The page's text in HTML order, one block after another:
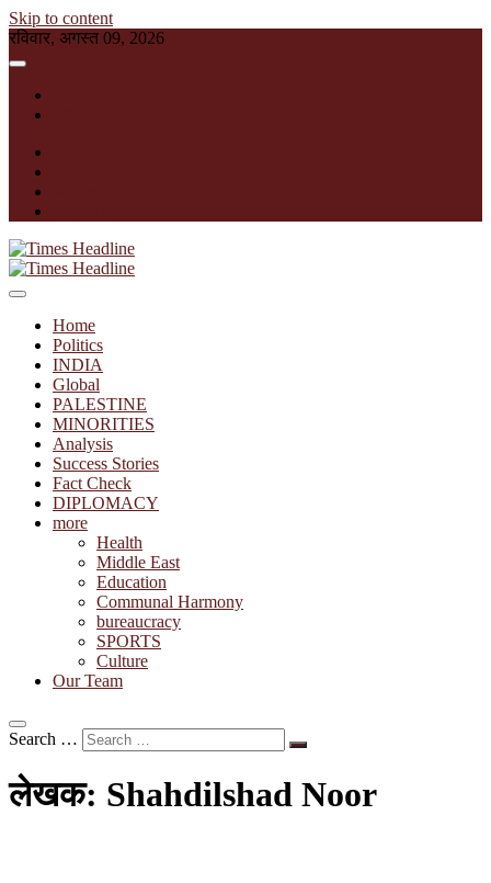
Skip to content
रविवार, अगस्त 09, 2026
Times Headline
Home
Politics
INDIA
Global
PALESTINE
MINORITIES
Analysis
Success Stories
Fact Check
DIPLOMACY
more
Health
Middle East
Education
Communal Harmony
bureaucracy
SPORTS
Culture
Our Team
Search …
लेखक: Shahdilshad Noor